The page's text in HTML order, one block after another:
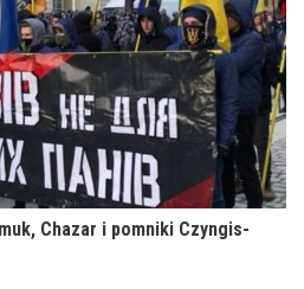
Chazar i pomniki Czyngis-